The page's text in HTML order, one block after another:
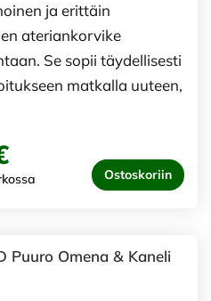
ja erittäin
ateriankorvike
Se sopii täydellisesti
matkalla uuteen,
Ostoskoriin
Puuro Omena & Kaneli